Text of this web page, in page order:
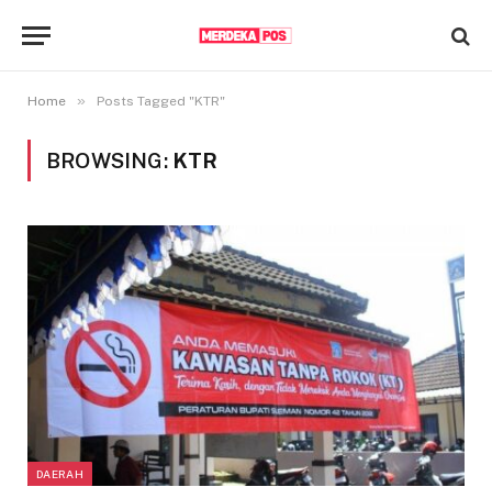
Home » Posts Tagged "KTR"
BROWSING: KTR
DAERAH